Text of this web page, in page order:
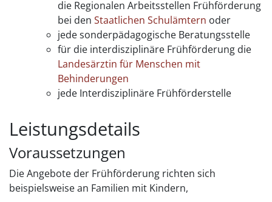
die Regionalen Arbeitsstellen Frühförderung
bei den Staatlichen Schulämtern oder
jede sonderpädagogische Beratungsstelle
für die interdisziplinäre Frühförderung die
Landesärztin für Menschen mit
Behinderungen
jede Interdisziplinäre Frühförderstelle
Leistungsdetails
Voraussetzungen
Die Angebote der Frühförderung richten sich
beispielsweise an Familien mit Kindern,